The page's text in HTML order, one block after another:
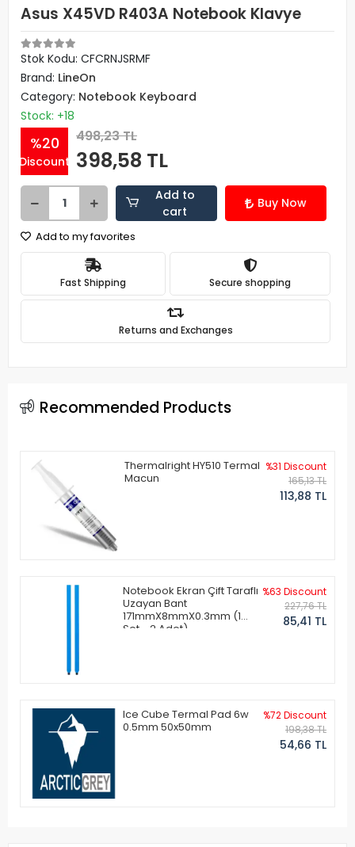
Asus X45VD R403A Notebook Klavye
Stok Kodu: CFCRNJSRMF
Brand: LineOn
Category: Notebook Keyboard
Stock: +18
%20
Discount
498,23 TL
398,58 TL
Add to
cart
Buy Now
Add to my favorites
Fast Shipping Secure shopping
Returns and Exchanges
Recommended Products
Thermalright HY510 Termal
Macun
%31 Discount
165,13 TL
113,88 TL
Notebook Ekran Çift Taraflı
Uzayan Bant
171mmX8mmX0.3mm (1
Set - 2 Adet)
%63 Discount
227,76 TL
85,41 TL
Ice Cube Termal Pad 6w
0.5mm 50x50mm
%72 Discount
198,38 TL
54,66 TL